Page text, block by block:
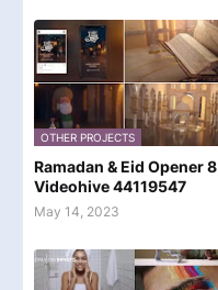
OTHER PROJECTS
Ramadan & Eid Opener 8
Videohive 44119547
May 14, 2023